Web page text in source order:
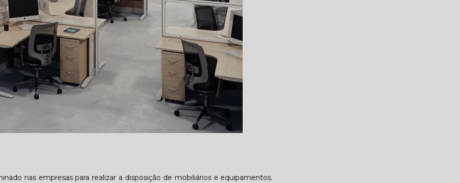
nas empresas para realizar a disposição de mobiliários e equipamentos.